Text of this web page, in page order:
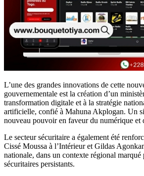
L’une des grandes innovations de cette
gouvernementale est la création d’un
transformation digitale et à la stratégie
artificielle, confié à Mahuna Akplogan. Un
nouveau pouvoir en faveur du numérique et
Le secteur sécuritaire a également été
Cissé Moussa à l’Intérieur et Gildas
nationale, dans un contexte régional marqué
sécuritaires persistants.